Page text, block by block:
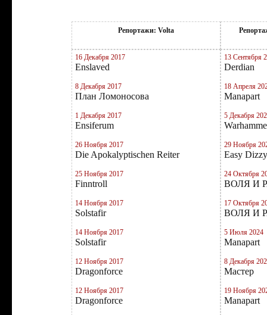
Репортажи: Volta
16 Декабря 2017
Enslaved
8 Декабря 2017
План Ломоносова
1 Декабря 2017
Ensiferum
26 Ноября 2017
Die Apokalyptischen Reiter
25 Ноября 2017
Finntroll
14 Ноября 2017
Solstafir
14 Ноября 2017
Solstafir
12 Ноября 2017
Dragonforce
12 Ноября 2017
Dragonforce
13 Сентября
Derdian
18 Апреля
Manapart
5 Декабря
29 Ноября
Easy Dizzy
24 Октября
ВОЛЯ И
17 Октября
ВОЛЯ И
5 Июля 2024
Manapart
8 Декабря
Мастер
19 Ноября
Manapart